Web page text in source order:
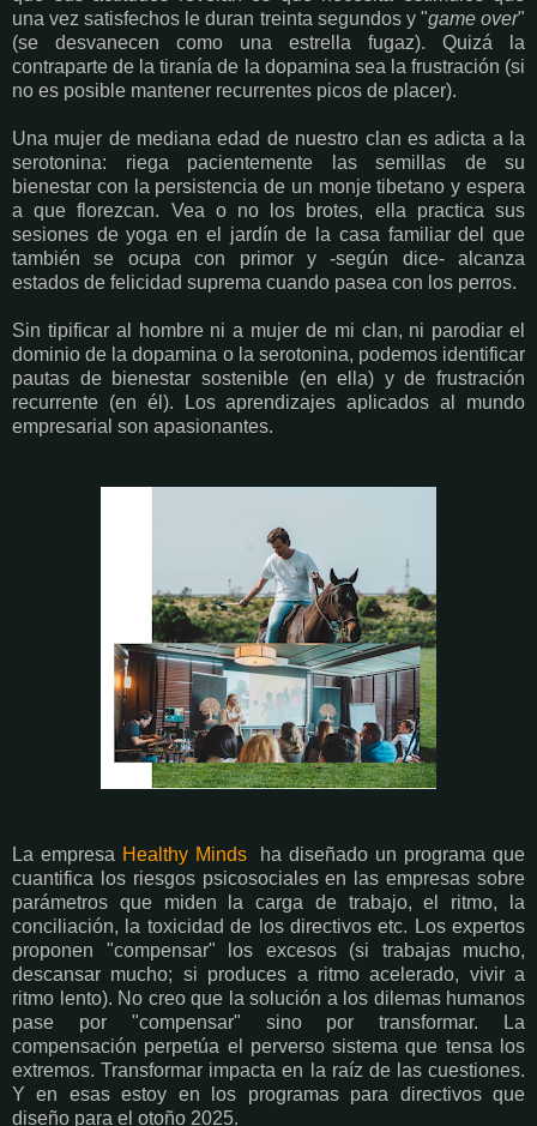
una vez satisfechos le duran treinta segundos y "game over"
(se desvanecen como una estrella fugaz). Quizá la
contraparte de la tiranía de la dopamina sea la frustración (si
no es posible mantener recurrentes picos de placer).
Una mujer de mediana edad de nuestro clan es adicta a la
serotonina: riega pacientemente las semillas de su
bienestar con la persistencia de un monje tibetano y espera
a que florezcan. Vea o no los brotes, ella practica sus
sesiones de yoga en el jardín de la casa familiar del que
también se ocupa con primor y -según dice- alcanza
estados de felicidad suprema cuando pasea con los perros.
Sin tipificar al hombre ni a mujer de mi clan, ni parodiar el
dominio de la dopamina o la serotonina, podemos identificar
pautas de bienestar sostenible (en ella) y de frustración
recurrente (en él). Los aprendizajes aplicados al mundo
empresarial son apasionantes.
La empresa Healthy Minds
ha diseñado un programa que
cuantifica los riesgos psicosociales en las empresas sobre
parámetros que miden la carga de trabajo, el ritmo, la
conciliación, la toxicidad de los directivos etc. Los expertos
proponen "compensar" los excesos (si trabajas mucho,
descansar mucho; si produces a ritmo acelerado, vivir a
ritmo lento). No creo que la solución a los dilemas humanos
pase por "compensar" sino por transformar. La
compensación perpetúa el perverso sistema que tensa los
extremos. Transformar impacta en la raíz de las cuestiones.
Y en esas estoy en los programas para directivos que
diseño para el otoño 2025.